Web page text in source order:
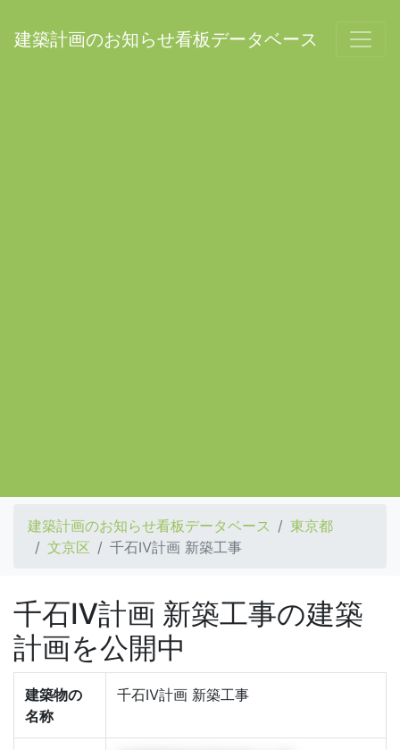
建築計画のお知らせ看板データベース
建築計画のお知らせ看板データベース
東京都
文京区
千石Ⅳ計画 新築工事
千石Ⅳ計画 新築工事の建築
計画を公開中
建築物の
名称
千石Ⅳ計画 新築工事